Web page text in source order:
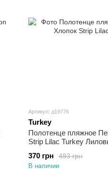
Артикул: д19776
Turkey
Полотенце пляжное
Strip Lilac Turkey
493 грн
370 грн
В наличии